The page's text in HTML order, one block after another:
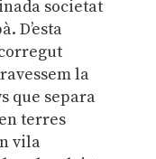
societat
D’esta
la
que separa
terres
vila